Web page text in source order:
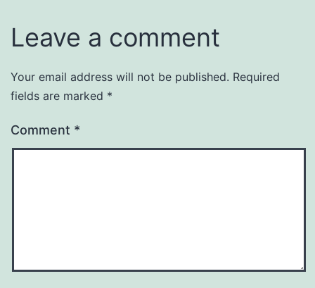
Leave a comment
Your email address will not be published. Required
fields are marked *
Comment *